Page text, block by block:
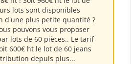
lots sont disponibles
d'une plus petite quantité ?
pouvons vous proposer
lots de 60 pièces.. Le tarif
600€ ht le lot de 60 jeans
depuis plus...